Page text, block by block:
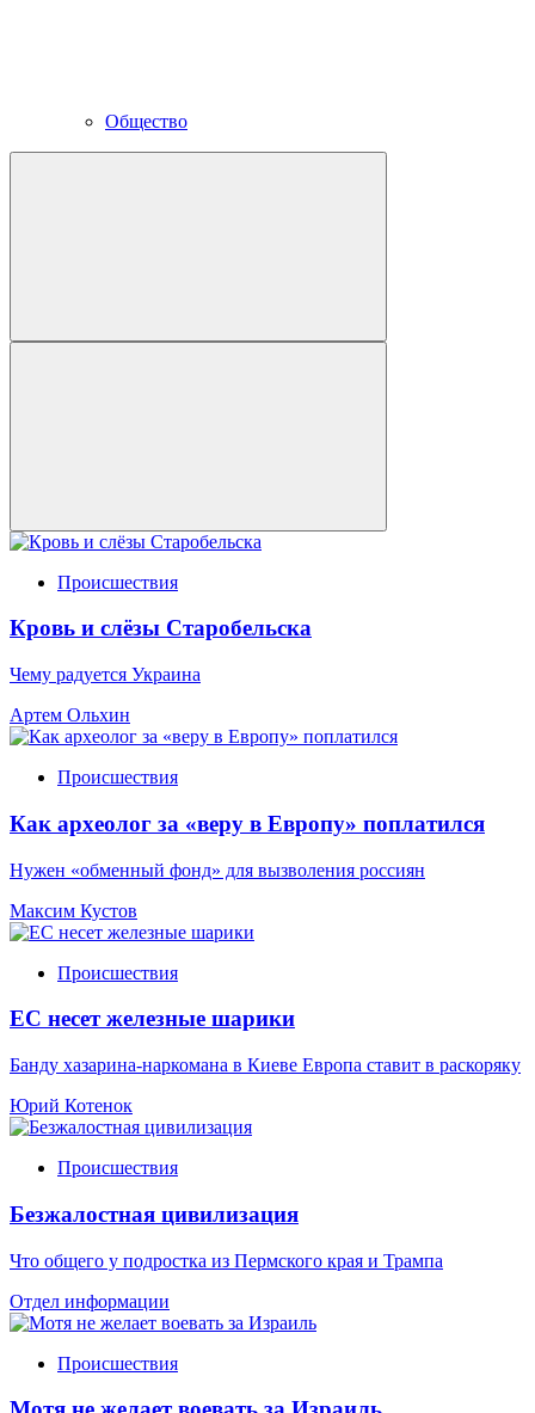
Общество
Происшествия
Кровь и слёзы Старобельска
Чему радуется Украина
Артем Ольхин
Происшествия
Как археолог за «веру в Европу» поплатился
Нужен «обменный фонд» для вызволения россиян
Максим Кустов
Происшествия
ЕС несет железные шарики
Банду хазарина-наркомана в Киеве Европа ставит в раскоряку
Юрий Котенок
Происшествия
Безжалостная цивилизация
Что общего у подростка из Пермского края и Трампа
Отдел информации
Происшествия